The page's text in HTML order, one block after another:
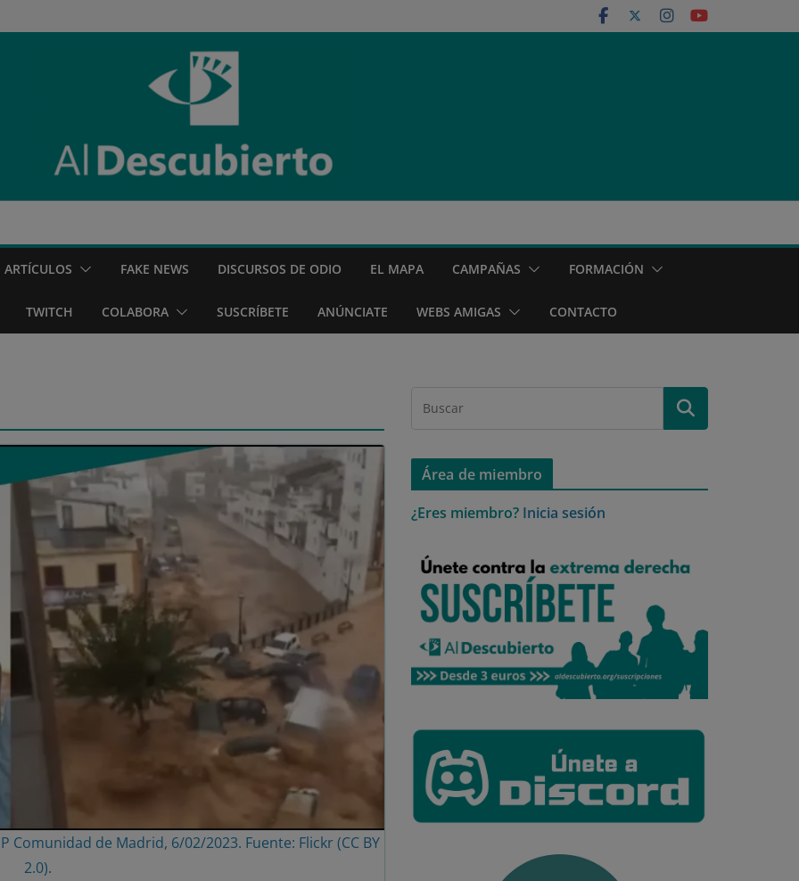
ARTÍCULOS FAKE NEWS DISCURSOS DE ODIO EL MAPA CAMPAÑAS FORMACIÓN
TWITCH COLABORA SUSCRÍBETE ANÚNCIATE WEBS AMIGAS CONTACTO
Comunidad de Madrid, 6/02/2023. Fuente: Flickr (CC BY
2.0).
Área de miembro
¿Eres miembro? Inicia sesión